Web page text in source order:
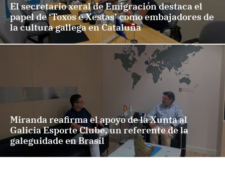
El secretario xeral de Emigración destaca el
papel de ‘Toxos e Xestas’ como embajadores de
la cultura gallega en Cataluña
Miranda reafirma el apoyo de la Xunta al
Galicia Esporte Clube, un referente de la
galeguidade en Brasil